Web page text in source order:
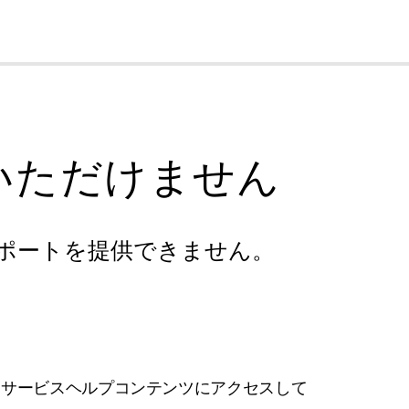
だけません
トを提供できません。
ービスヘルプコンテンツにアクセスして